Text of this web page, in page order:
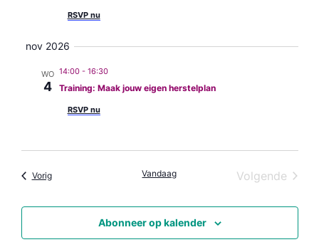
RSVP nu
nov 2026
WO
4
14:00- 16:30
Training: Maak jouw eigen herstelplan
RSVP nu
VorigEvenementen Vandaag Volgende
Abonneer op kalender